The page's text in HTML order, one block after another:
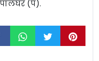
(प).